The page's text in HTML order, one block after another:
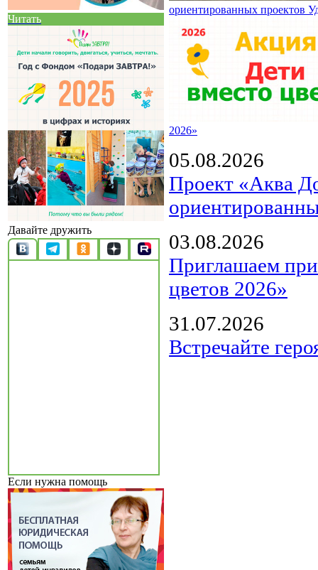
Читать
Давайте дружить
Если нужна помощь
ориентированных проектов
2026»
05.08.2026
Проект «Аква
03.08.2026
Приглашаем
цветов 2026»
31.07.2026
Встречайте